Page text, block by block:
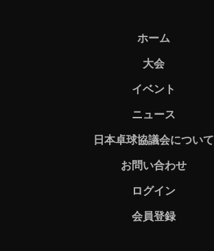
ホーム
大会
イベント
ニュース
日本卓球協議会について
お問い合わせ
ログイン
会員登録